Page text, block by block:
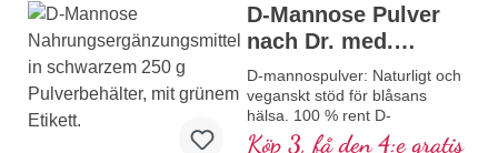
mer information om glycin-kapslar
D-Mannose Pulver
nach Dr. med.
Michalzik
D-mannospulver: Naturligt och
veganskt stöd för blåsans
hälsa. 100 % rent D-
mannospulver, högrent och fritt
Köp 3, få den 4:e gratis